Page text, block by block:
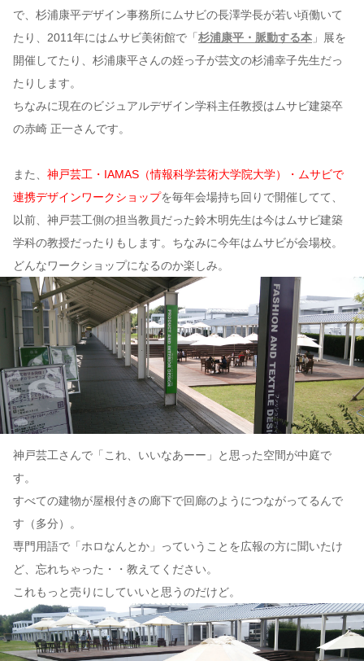
で、杉浦康平デザイン事務所にムサビの長澤学長が若い頃働いて
たり、2011年にはムサビ美術館で「 杉浦康平・脈動する本 」展を
開催してたり、杉浦康平さんの姪っ子が芸文の杉浦幸子先生だっ
たりします。
ちなみに現在のビジュアルデザイン学科主任教授はムサビ建築卒
の赤崎 正一さんです。
また、 神戸芸工・IAMAS（情報科学芸術大学院大学）・ムサビで
連携デザインワークショップを毎年会場持ち回りで開催してて、
以前、神戸芸工側の担当教員だった鈴木明先生は今はムサビ建築
学科の教授だったりもします。ちなみに今年はムサビが会場校。
どんなワークショップになるのか楽しみ。
神戸芸工さんで「これ、いいなあーー」と思った空間が中庭で
す。
すべての建物が屋根付きの廊下で回廊のようにつながってるんで
す（多分）。
専門用語で「ホロなんとか」っていうことを広報の方に聞いたけ
ど、忘れちゃった・・教えてください。
これもっと売りにしていいと思うのだけど。